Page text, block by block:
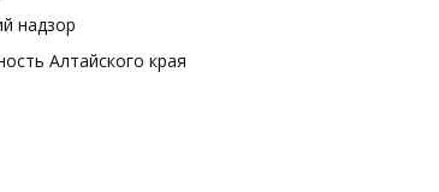
надзор
Алтайского края